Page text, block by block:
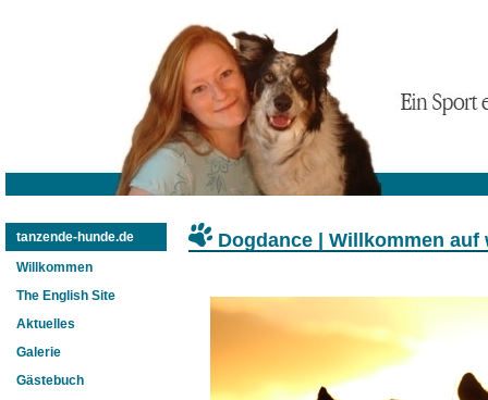
tanzende-hunde.de
Willkommen
The English Site
Aktuelles
Galerie
Gästebuch
Dogdance | Willkommen auf